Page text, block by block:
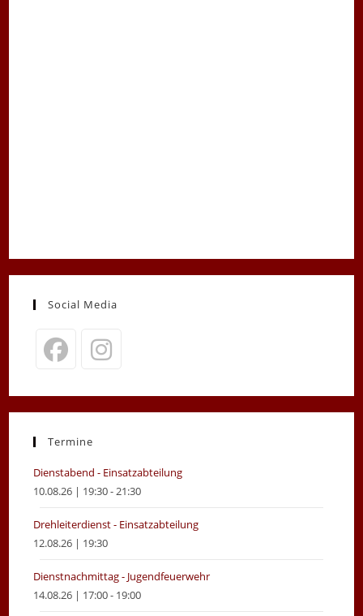
Social Media
in
new
in
new
Termine
Dienstabend - Einsatzabteilung
10.08.26 | 19:30 - 21:30
Drehleiterdienst - Einsatzabteilung
12.08.26 | 19:30
Dienstnachmittag - Jugendfeuerwehr
14.08.26 | 17:00 - 19:00